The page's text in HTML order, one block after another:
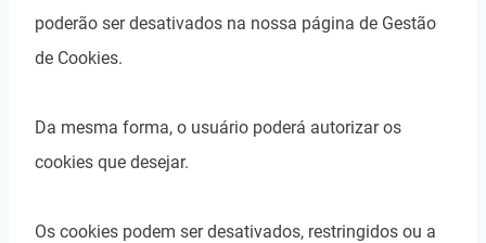
poderão ser desativados na nossa página de Gestão
de Cookies.
Da mesma forma, o usuário poderá autorizar os
cookies que desejar.
Os cookies podem ser desativados, restringidos ou a